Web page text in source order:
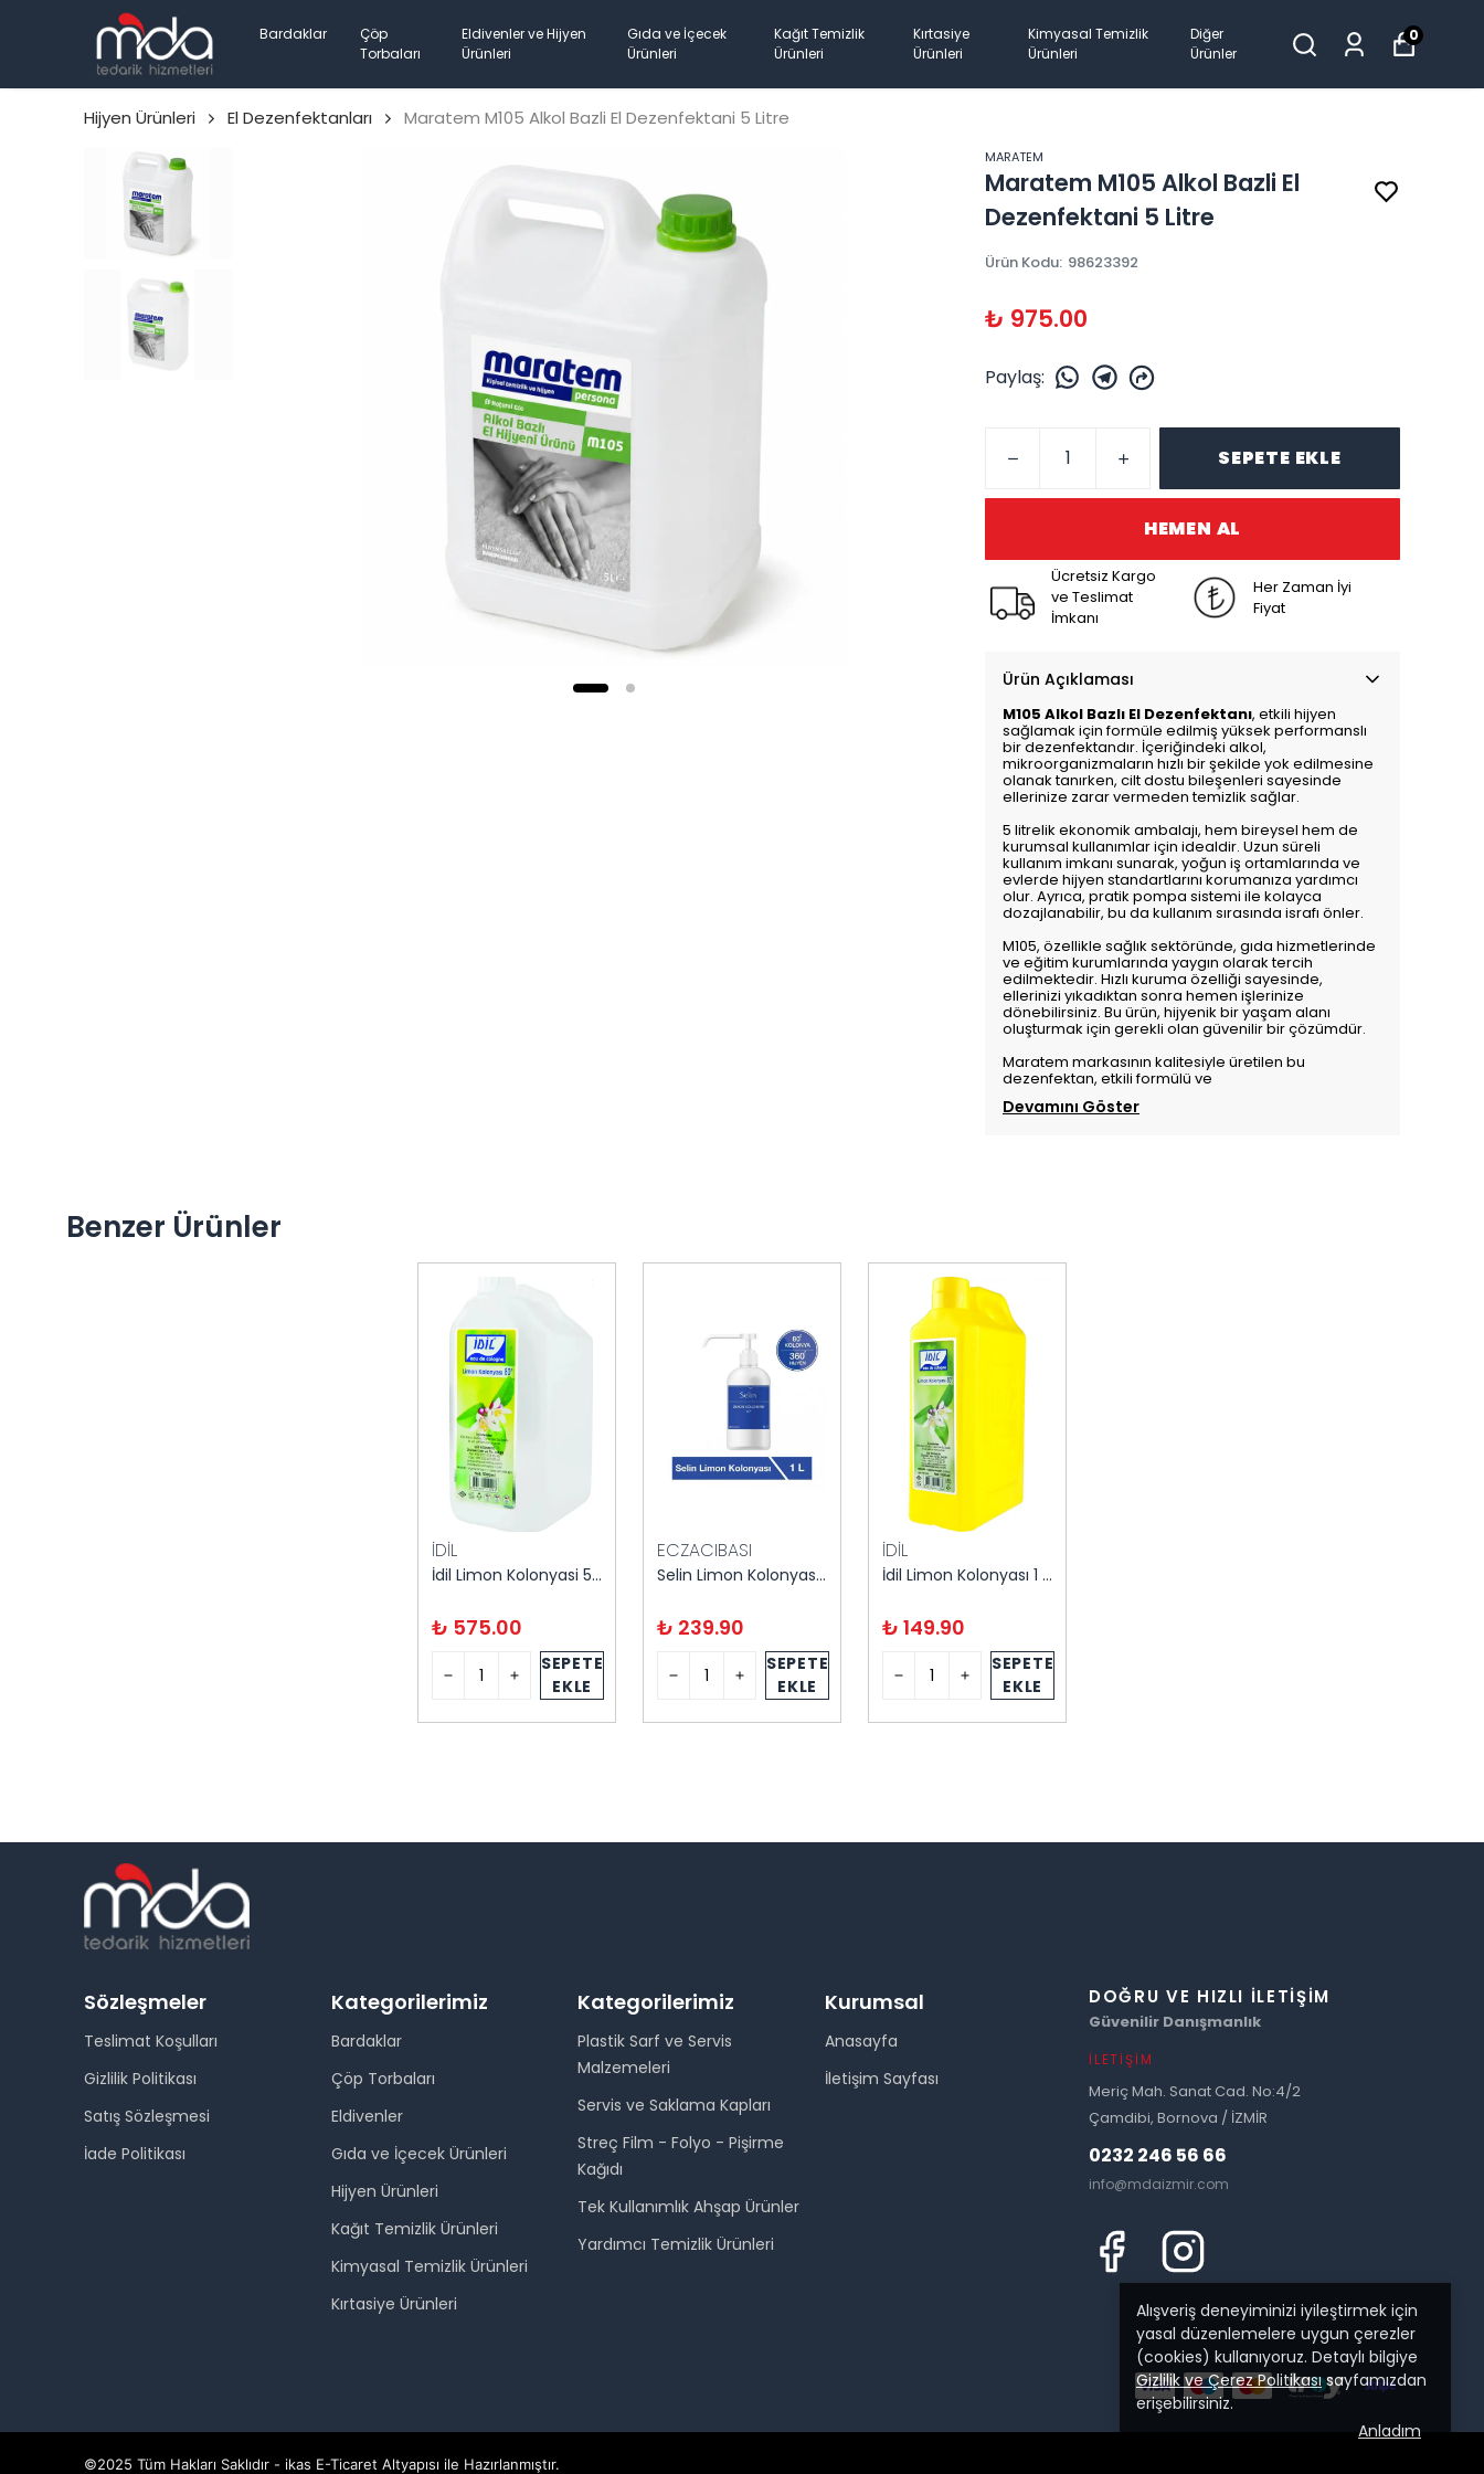
Bardaklar
Çöp
Torbaları
Eldivenler ve Hijyen
Ürünleri
Gıda ve İçecek
Ürünleri
Kağıt Temizlik
Ürünleri
Kırtasiye
Ürünleri
Kimyasal Temizlik
Ürünleri
Diğer
Ürünler
0
Alışveriş deneyiminizi iyileştirmek için
yasal düzenlemelere uygun çerezler
(cookies) kullanıyoruz. Detaylı bilgiye
Gizlilik ve Çerez Politikasısayfamızdan
erişebilirsiniz.
Anladım
Hijyen Ürünleri El Dezenfektanları Maratem M105 Alkol Bazli El Dezenfektani 5 Litre
MARATEM
Maratem M105 Alkol Bazli El
Dezenfektani 5 Litre
Ürün Kodu: 98623392
₺ 975.00
Paylaş:
SEPETE EKLE
HEMEN AL
Ücretsiz Kargo
ve Teslimat
İmkanı
Her Zaman İyi
Fiyat
Ürün Açıklaması
M105 Alkol Bazlı El Dezenfektanı, etkili hijyen
sağlamak için formüle edilmiş yüksek performanslı
bir dezenfektandır. İçeriğindeki alkol,
mikroorganizmaların hızlı bir şekilde yok edilmesine
olanak tanırken, cilt dostu bileşenleri sayesinde
ellerinize zarar vermeden temizlik sağlar.
5 litrelik ekonomik ambalajı, hem bireysel hem de
kurumsal kullanımlar için idealdir. Uzun süreli
kullanım imkanı sunarak, yoğun iş ortamlarında ve
evlerde hijyen standartlarını korumanıza yardımcı
olur. Ayrıca, pratik pompa sistemi ile kolayca
dozajlanabilir, bu da kullanım sırasında israfı önler.
M105, özellikle sağlık sektöründe, gıda hizmetlerinde
ve eğitim kurumlarında yaygın olarak tercih
edilmektedir. Hızlı kuruma özelliği sayesinde,
ellerinizi yıkadıktan sonra hemen işlerinize
dönebilirsiniz. Bu ürün, hijyenik bir yaşam alanı
oluşturmak için gerekli olan güvenilir bir çözümdür.
Maratem markasının kalitesiyle üretilen bu
dezenfektan, etkili formülü ve
Devamını Göster
Benzer Ürünler
İDİL
İdil Limon Kolonyasi 5 Litre
₺ 575.00
SEPETE
EKLE
ECZACIBASI
Selin Limon Kolonyası 1 Litre
₺ 239.90
SEPETE
EKLE
İDİL
İdil Limon Kolonyası 1 Litre
₺ 149.90
SEPETE
EKLE
Sözleşmeler
Teslimat Koşulları
Gizlilik Politikası
Satış Sözleşmesi
İade Politikası
Kategorilerimiz
Bardaklar
Çöp Torbaları
Eldivenler
Gıda ve İçecek Ürünleri
Hijyen Ürünleri
Kağıt Temizlik Ürünleri
Kimyasal Temizlik Ürünleri
Kırtasiye Ürünleri
Kategorilerimiz
Plastik Sarf ve Servis
Malzemeleri
Servis ve Saklama Kapları
Streç Film - Folyo - Pişirme
Kağıdı
Tek Kullanımlık Ahşap Ürünler
Yardımcı Temizlik Ürünleri
Kurumsal
Anasayfa
İletişim Sayfası
DOĞRU VE HIZLI İLETIŞIM
Güvenilir Danışmanlık
İLETIŞIM
Meriç Mah. Sanat Cad. No:4/2
Çamdibi, Bornova / İZMİR
0232 246 56 66
info@mdaizmir.com
©2025 Tüm Hakları Saklıdır - ikas E-Ticaret Altyapısı ile Hazırlanmıştır.